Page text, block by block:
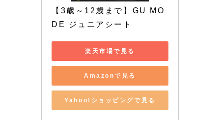
【3歳～12歳まで】GU MO
DE ジュニアシート
楽天市場で見る
Amazonで見る
Yahoo!ショッピングで見る